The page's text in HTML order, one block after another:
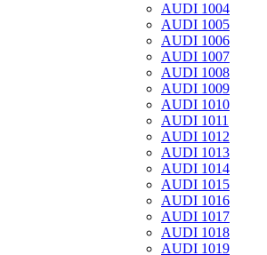
AUDI 1004
AUDI 1005
AUDI 1006
AUDI 1007
AUDI 1008
AUDI 1009
AUDI 1010
AUDI 1011
AUDI 1012
AUDI 1013
AUDI 1014
AUDI 1015
AUDI 1016
AUDI 1017
AUDI 1018
AUDI 1019